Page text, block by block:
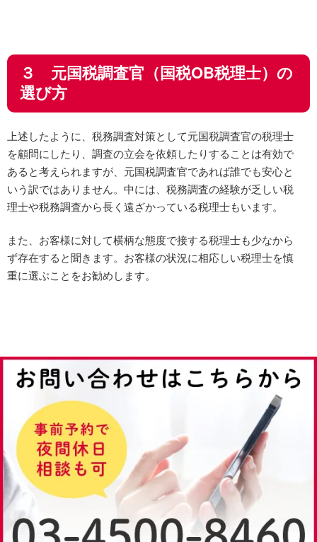
３ 元国税調査官（国税OB税理士）の
選び方
上述したように、税務調査対策として元国税調査官の税理士
を顧問にしたり、調査の立会を依頼したりすることは有効で
あると考えられますが、元国税調査官であれば誰でも安心と
いう訳ではありません。中には、税務調査の経験が乏しい税
理士や税務調査から長く遠ざかっている税理士もいます。
また、お客様に対して横柄な態度で接する税理士も少なから
ず存在すると聞きます。お客様の状況に相応しい税理士を慎
重に選ぶことをお勧めします。